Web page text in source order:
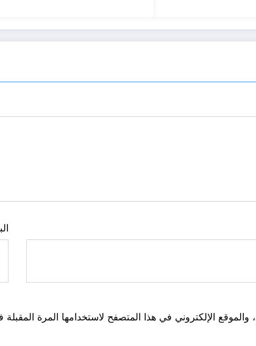
الإلكتروني في هذا المتصفح لاستخدامها المرة